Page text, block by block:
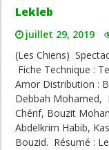
Lekleb
juillet 29, 2019
(Les Chiens)
Fiche Technique :
Amor Distribution :
Debbah Mohamed,
Chérif, Bouzit
Abdelkrim Habib,
Bouzid. Résumé :